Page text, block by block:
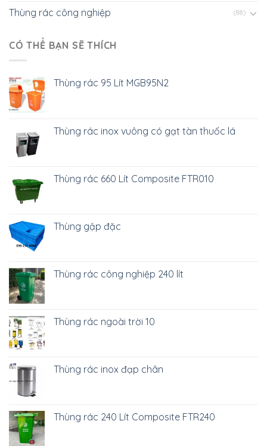
Thùng rác công nghiệp (88)
CÓ THỂ BẠN SẼ THÍCH
Thùng rác 95 Lít MGB95N2
Thùng rác inox vuông có gạt tàn thuốc lá
Thùng rác 660 Lít Composite FTR010
Thùng gập đặc
Thùng rác công nghiệp 240 lít
Thùng rác ngoài trời 10
Thùng rác inox đạp chân
Thùng rác 240 Lít Composite FTR240